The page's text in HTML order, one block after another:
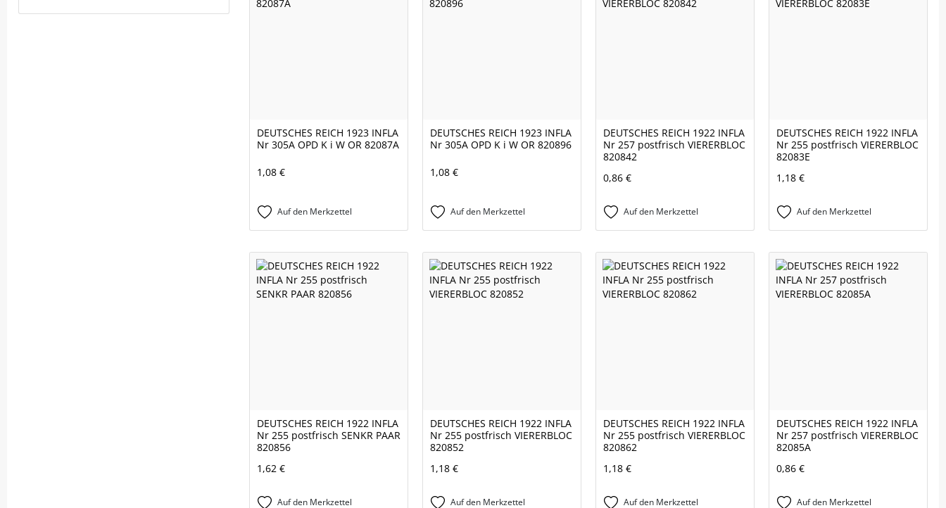
DEUTSCHES REICH 1923 INFLA
Nr 305A OPD K i W OR 82087A
1,08 €
Auf den Merkzettel
DEUTSCHES REICH 1923 INFLA
Nr 305A OPD K i W OR 820896
1,08 €
Auf den Merkzettel
DEUTSCHES REICH 1922 INFLA
Nr 257 postfrisch VIERERBLOC
820842
0,86 €
Auf den Merkzettel
DEUTSCHES REICH 1922 INFLA
Nr 255 postfrisch VIERERBLOC
82083E
1,18 €
Auf den Merkzettel
DEUTSCHES REICH 1922 INFLA
Nr 255 postfrisch SENKR PAAR
820856
1,62 €
Auf den Merkzettel
DEUTSCHES REICH 1922 INFLA
Nr 255 postfrisch VIERERBLOC
820852
1,18 €
Auf den Merkzettel
DEUTSCHES REICH 1922 INFLA
Nr 255 postfrisch VIERERBLOC
820862
1,18 €
Auf den Merkzettel
DEUTSCHES REICH 1922 INFLA
Nr 257 postfrisch VIERERBLOC
82085A
0,86 €
Auf den Merkzettel